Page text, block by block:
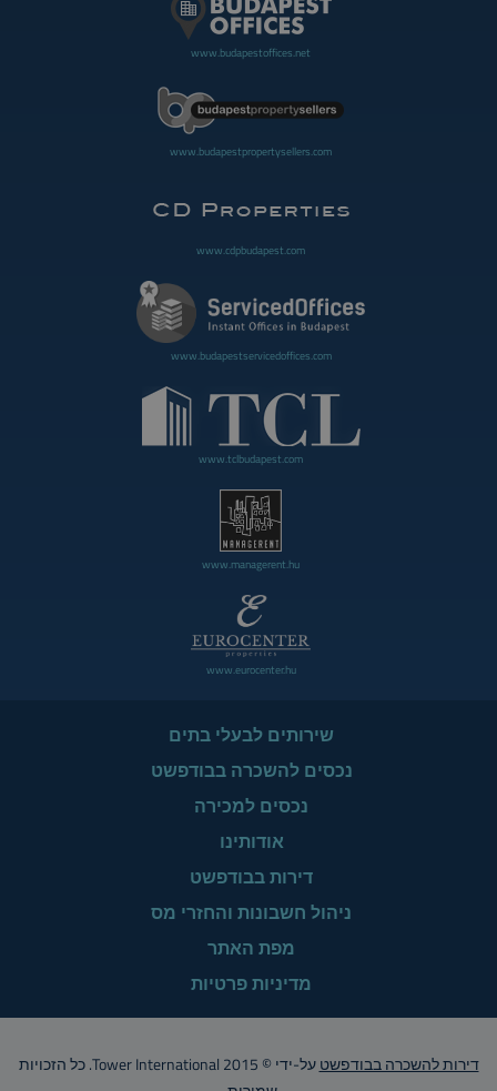
www.budapestoffices.net
www.budapestpropertysellers.com
www.cdpbudapest.com
www.budapestservicedoffices.com
www.tclbudapest.com
www.managerent.hu
www.eurocenter.hu
שירותים לבעלי בתים
נכסים להשכרה בבודפשט
נכסים למכירה
אודותינו
דירות בבודפשט
ניהול חשבונות והחזרי מס
מפת האתר
מדיניות פרטיות
דירות להשכרה בבודפשט
על-ידי © Tower International 2015. כל הזכויות